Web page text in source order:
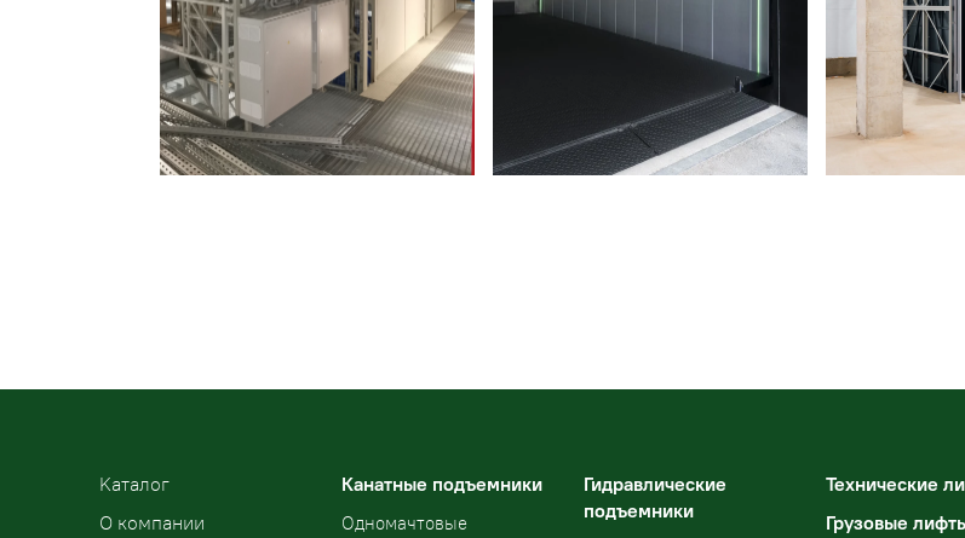
Kаталог
О компании
Канатные подъемники
Одномачтовые
Гидравлические
подъемники
Технические
Грузовые